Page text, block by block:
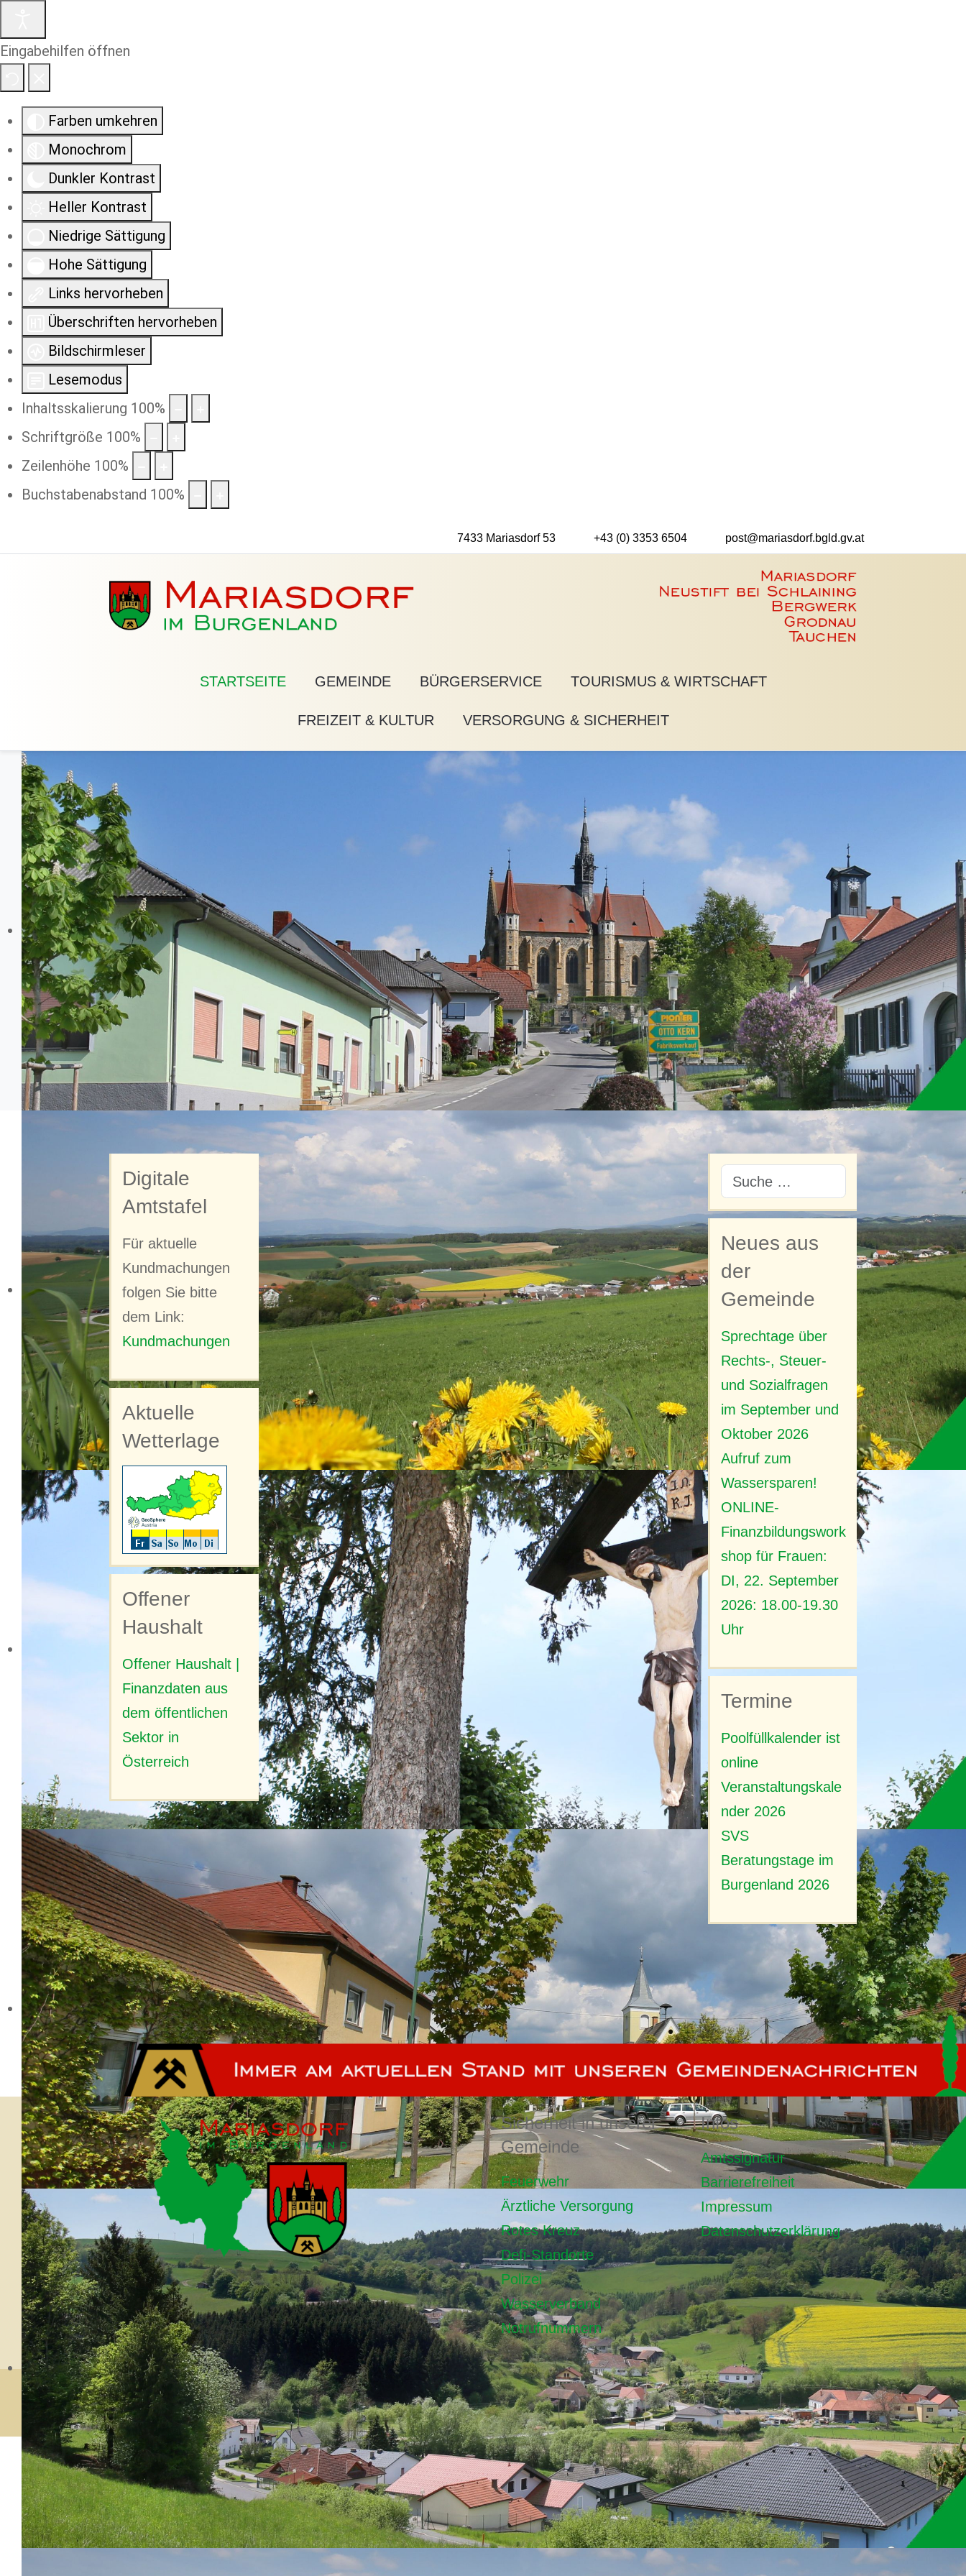
Eingabehilfen öffnen
Farben umkehren
Monochrom
Dunkler Kontrast
Heller Kontrast
Niedrige Sättigung
Hohe Sättigung
Links hervorheben
Überschriften hervorheben
Bildschirmleser
Lesemodus
Inhaltsskalierung 100%
Schriftgröße 100%
Zeilenhöhe 100%
Buchstabenabstand 100%
7433 Mariasdorf 53 +43 (0) 3353 6504 post@mariasdorf.bgld.gv.at
STARTSEITE GEMEINDE BÜRGERSERVICE TOURISMUS & WIRTSCHAFT
FREIZEIT & KULTUR VERSORGUNG & SICHERHEIT
Digitale
Amtstafel
Für aktuelle
Kundmachungen
folgen Sie bitte
dem Link:
Kundmachungen
Aktuelle
Wetterlage
Offener
Haushalt
Offener Haushalt |
Finanzdaten aus
dem öffentlichen
Sektor in
Österreich
Herzlich Willkommen in
Mariasdorf!
Wir freuen uns, Sie auf der neuen Website der
Marktgemeinde Mariasdorf begrüßen zu dürfen!
Auf dieser Webseite können sie ausführliche Infos über
die Gemeinde finden.Vereine,Betriebe,Termine für
die Müllabfuhrund wissenswertes über
dieGeschichtekann von zu Hause aus abgerufen
werden.
Unter der E-Mail-Adressepost@mariasdorf.bgld.gv.atist
die Gemeinde erreichbar und es können auch Anfragen,
Anträge, Eingaben etc. an die Gemeinde gerichtet
werden. Für zusätzlicheFragen und Auskünftestehen
wir Ihnen natürlich gerne unter derTelefonnummer+43
3353 6504zur Verfügung.
Wir wünschen Ihnen viel Freude auf unserer
Website!
Marktgemeinde Mariasdorf
Neues aus
der
Gemeinde
Sprechtage über
Rechts-, Steuer-
und Sozialfragen
im September und
Oktober 2026
Aufruf zum
Wassersparen!
ONLINE-
Finanzbildungswork
shop für Frauen:
DI, 22. September
2026: 18.00-19.30
Uhr
Termine
Poolfüllkalender ist
online
Veranstaltungskale
nder 2026
SVS
Beratungstage im
Burgenland 2026
Sicherheit in unserer
Gemeinde
Feuerwehr
Ärztliche Versorgung
Rotes Kreuz
Defi-Standorte
Polizei
Wasserverband
Notrufnummern
Infos
Amtssignatur
Barrierefreiheit
Impressum
Datenschutzerklärung
© Gemeinde Mariasdorf 2026. Gestaltung und Umsetzungsuxxess solution DESIGN WEB IT GmbH